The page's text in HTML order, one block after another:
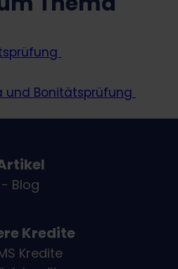
und Bonitätsprüfung
- Blog
Kredite
Kredite